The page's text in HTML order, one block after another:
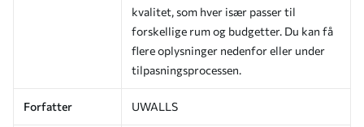
kvalitet, som hver især passer til
forskellige rum og budgetter. Du kan få
flere oplysninger nedenfor eller under
tilpasningsprocessen.
Forfatter UWALLS